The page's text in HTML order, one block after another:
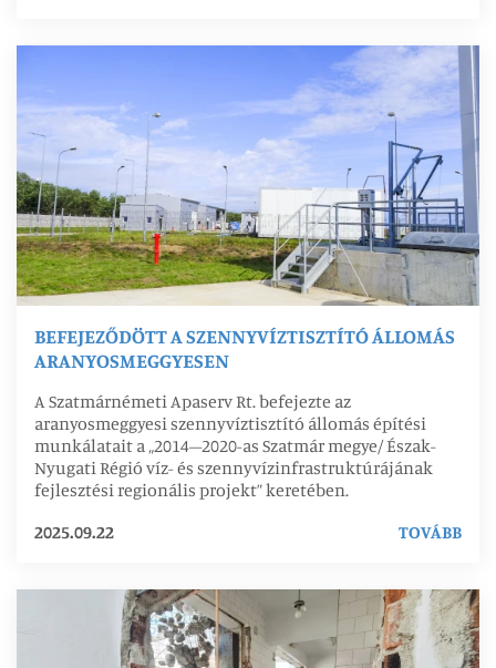
BEFEJEZŐDÖTT A SZENNYVÍZTISZTÍTÓ ÁLLOMÁS
ARANYOSMEGGYESEN
A Szatmárnémeti Apaserv Rt. befejezte az
aranyosmeggyesi szennyvíztisztító állomás építési
munkálatait a „2014–2020-as Szatmár megye/ Észak-
Nyugati Régió víz- és szennyvízinfrastruktúrájának
fejlesztési regionális projekt” keretében.
2025.09.22
TOVÁBB